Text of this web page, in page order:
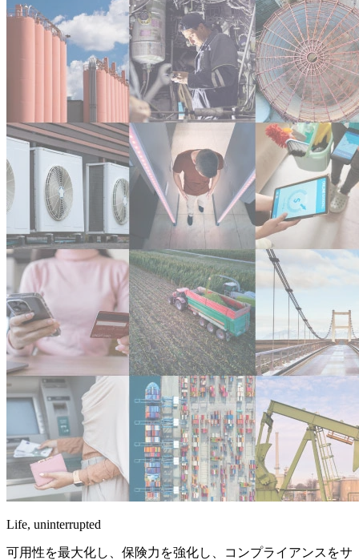
Life, uninterrupted
可用性を最大化し、保険力を強化し、コンプライアンスをサ